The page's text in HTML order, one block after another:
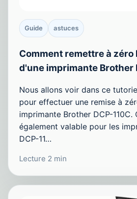
Guide astuces
Comment remettre à
d'une imprimante Brother
Nous allons voir dans ce
pour effectuer une remise à
imprimante Brother DCP-
également valable pour les
DCP-11…
Lecture 2 min